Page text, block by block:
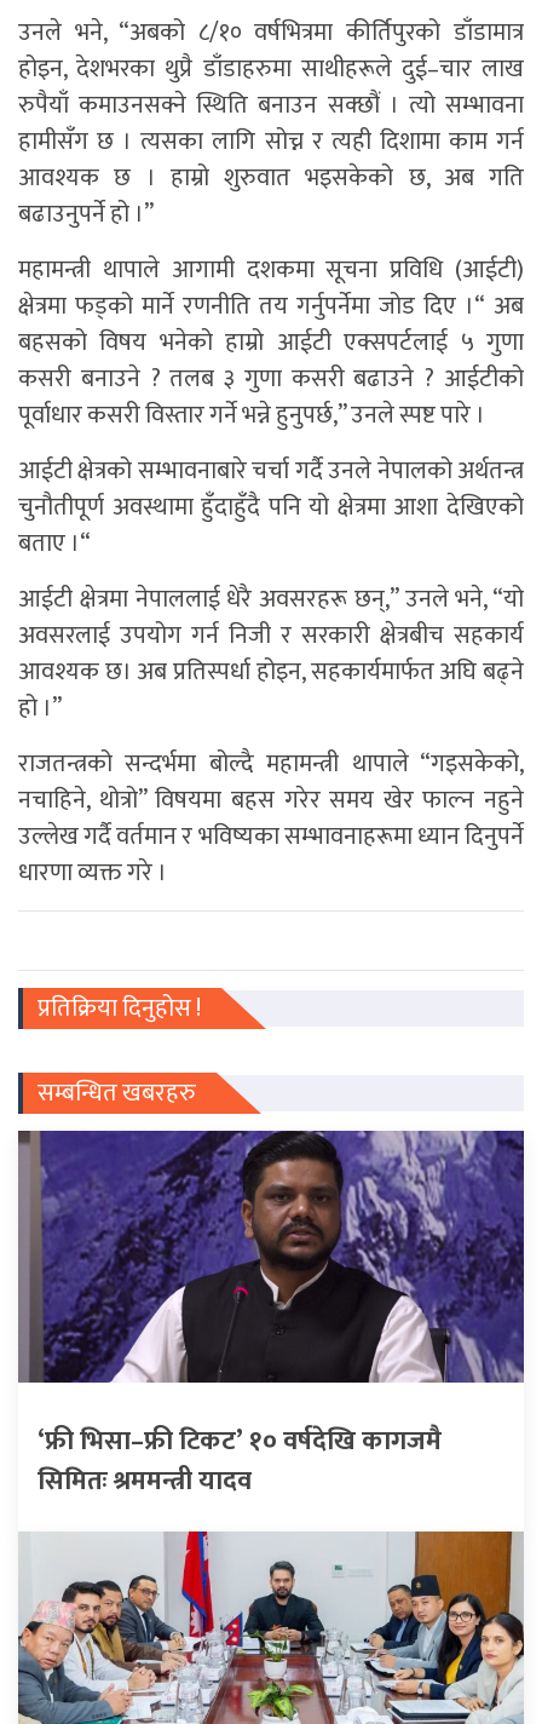
उनले भने, “अबको ८/१० वर्षभित्रमा कीर्तिपुरको डाँडामात्र
होइन, देशभरका थुप्रै डाँडाहरुमा साथीहरूले दुई–चार लाख
रुपैयाँ कमाउनसक्ने स्थिति बनाउन सक्छौं । त्यो सम्भावना
हामीसँग छ । त्यसका लागि सोच्न र त्यही दिशामा काम गर्न
आवश्यक छ । हाम्रो शुरुवात भइसकेको छ, अब गति
बढाउनुपर्ने हो ।”
महामन्त्री थापाले आगामी दशकमा सूचना प्रविधि (आईटी)
क्षेत्रमा फड्को मार्ने रणनीति तय गर्नुपर्नेमा जोड दिए ।“ अब
बहसको विषय भनेको हाम्रो आईटी एक्सपर्टलाई ५ गुणा
कसरी बनाउने ? तलब ३ गुणा कसरी बढाउने ? आईटीको
पूर्वाधार कसरी विस्तार गर्ने भन्ने हुनुपर्छ,” उनले स्पष्ट पारे ।
आईटी क्षेत्रको सम्भावनाबारे चर्चा गर्दै उनले नेपालको अर्थतन्त्र
चुनौतीपूर्ण अवस्थामा हुँदाहुँदै पनि यो क्षेत्रमा आशा देखिएको
बताए ।“
आईटी क्षेत्रमा नेपाललाई धेरै अवसरहरू छन्,” उनले भने, “यो
अवसरलाई उपयोग गर्न निजी र सरकारी क्षेत्रबीच सहकार्य
आवश्यक छ। अब प्रतिस्पर्धा होइन, सहकार्यमार्फत अघि बढ्ने
हो ।”
राजतन्त्रको सन्दर्भमा बोल्दै महामन्त्री थापाले “गइसकेको,
नचाहिने, थोत्रो” विषयमा बहस गरेर समय खेर फाल्न नहुने
उल्लेख गर्दै वर्तमान र भविष्यका सम्भावनाहरूमा ध्यान दिनुपर्ने
धारणा व्यक्त गरे ।
प्रतिक्रिया दिनुहोस !
सम्बन्धित खबरहरु
‘फ्री भिसा–फ्री टिकट’ १० वर्षदेखि कागजमै
सिमितः श्रममन्त्री यादव